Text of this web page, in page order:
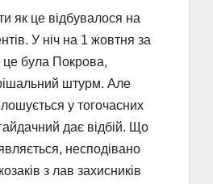
як це відбувалося на
У ніч на 1 жовтня за
була Покрова,
штурм. Але
у тогочасних
дає відбій. Що
несподівано
з лав захисників